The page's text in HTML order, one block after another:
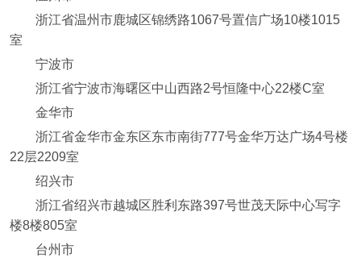
浙江省温州市鹿城区锦绣路1067号置信广场10楼1015
室
宁波市
浙江省宁波市海曙区中山西路2号恒隆中心22楼C室
金华市
浙江省金华市金东区东市南街777号金华万达广场4号楼
22层2209室
绍兴市
浙江省绍兴市越城区胜利东路397号世茂天际中心写字
楼8楼805室
台州市